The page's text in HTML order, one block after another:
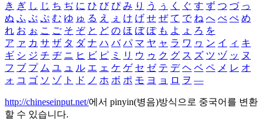
き ぎ し じ ち ぢ に ひ び ぴ み り う ぅ く ぐ す ず つ づ っ
ぬ ふ ぶ ぷ む ゆ ゅ る え ぇ け げ せ ぜ て で ね へ べ ぺ め
れ お ぉ こ ご そ ぞ と ど の ほ ぼ ぽ も よ ょ ろ を
ア ァ カ サ ザ タ ダ ナ ハ バ パ マ ヤ ャ ラ ワ ヮ ン イ ィ キ
ギ シ ジ チ ヂ ニ ヒ ビ ピ ミ リ ウ ゥ ク グ ス ズ ツ ヅ ッ ヌ
フ ブ プ ム ユ ュ ル エ ェ ケ ゲ セ ゼ テ デ ヘ ベ ペ メ レ オ
ォ コ ゴ ソ ゾ ト ド ノ ホ ボ ポ モ ヨ ョ ロ ヲ ―
http://chineseinput.net/에서 pinyin(병음)방식으로 중국어를 변환
할 수 있습니다.